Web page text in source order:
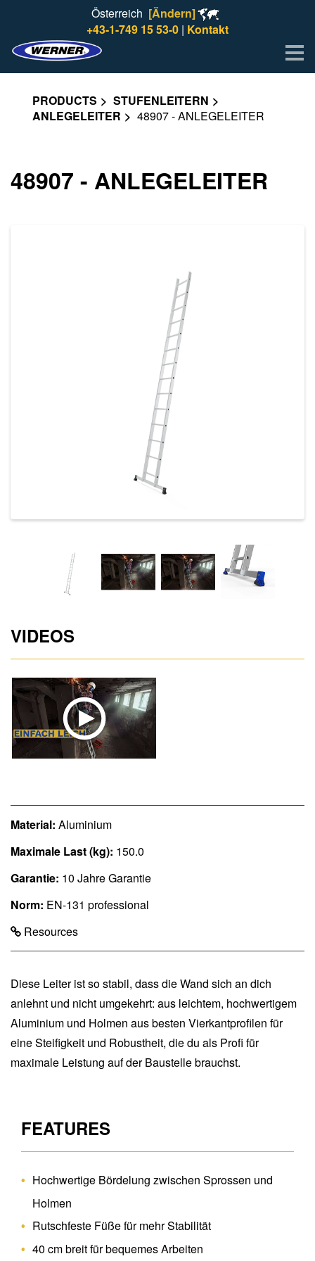
Österreich [Ändern]
+43-1-749 15 53-0 | Kontakt
PRODUCTS
STUFENLEITERN
ANLEGELEITER
48907 - ANLEGELEITER
48907 - ANLEGELEITER
VIDEOS
Material: Aluminium
Maximale Last (kg): 150.0
Garantie: 10 Jahre Garantie
Norm: EN-131 professional
Resources
Diese Leiter ist so stabil, dass die Wand sich an dich
anlehnt und nicht umgekehrt: aus leichtem, hochwertigem
Aluminium und Holmen aus besten Vierkantprofilen für
eine Steifigkeit und Robustheit, die du als Profi für
maximale Leistung auf der Baustelle brauchst.
FEATURES
Hochwertige Bördelung zwischen Sprossen und
Holmen
Rutschfeste Füße für mehr Stabilität
40 cm breit für bequemes Arbeiten